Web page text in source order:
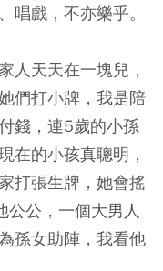
唱戲，不亦樂乎。
人天天在一塊兒，
們打小牌，我是陪
錢，連5歲的小孫
在的小孩真聰明，
打張生牌，她會搖
公公，一個大男人
孫女助陣，我看他